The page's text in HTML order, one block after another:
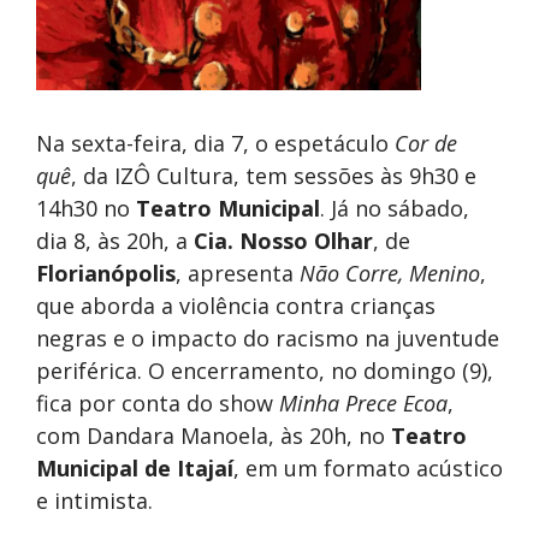
Na sexta-feira, dia 7, o espetáculo Cor de
quê, da IZÔ Cultura, tem sessões às 9h30 e
14h30 no Teatro Municipal. Já no sábado,
dia 8, às 20h, a Cia. Nosso Olhar, de
Florianópolis, apresenta Não Corre, Menino,
que aborda a violência contra crianças
negras e o impacto do racismo na juventude
periférica. O encerramento, no domingo (9),
fica por conta do show Minha Prece Ecoa,
com Dandara Manoela, às 20h, no Teatro
Municipal de Itajaí, em um formato acústico
e intimista.